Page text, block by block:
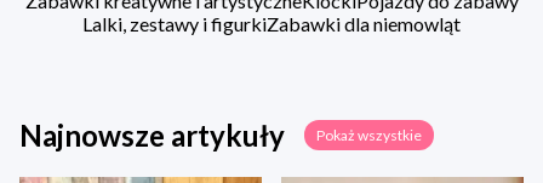
Lalki, zestawy i figurkiZabawki dla niemowląt
Najnowsze artykuły Pokaż wszystkie